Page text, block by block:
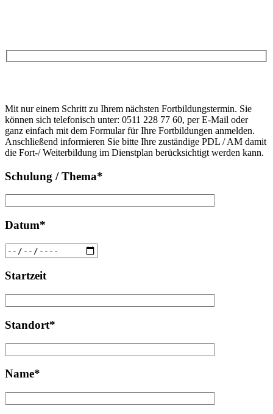
Feld
leer.
lasse
dieses
Feld
leer.
Mit nur einem Schritt zu Ihrem nächsten Fortbildungstermin. Sie
können sich telefonisch unter: 0511 228 77 60, per E-Mail oder
ganz einfach mit dem Formular für Ihre Fortbildungen anmelden.
Anschließend informieren Sie bitte Ihre zuständige PDL / AM damit
die Fort-/ Weiterbildung im Dienstplan berücksichtigt werden kann.
Schulung / Thema*
Datum*
Startzeit
Standort*
Name*